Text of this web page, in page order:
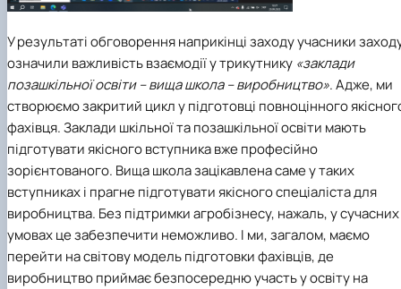
У результаті обговорення наприкінці заходу учасники
означили важливість взаємодії у трикутнику «заклади
позашкільної освіти – вища школа – виробництво». Адже, ми
створюємо закритий цикл у підготовці повноцінного
фахівця. Заклади шкільної та позашкільної освіти мають
підготувати якісного вступника вже професійно
зорієнтованого. Вища школа зацікавлена саме у таких
вступниках і прагне підготувати якісного спеціаліста для
виробництва. Без підтримки агробізнесу, нажаль, у сучасних
умовах це забезпечити неможливо. І ми, загалом, маємо
перейти на світову модель підготовки фахівців, де
виробництво приймає безпосередню участь у освіту на